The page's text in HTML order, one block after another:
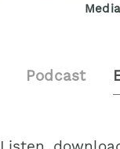
Media
Podcast